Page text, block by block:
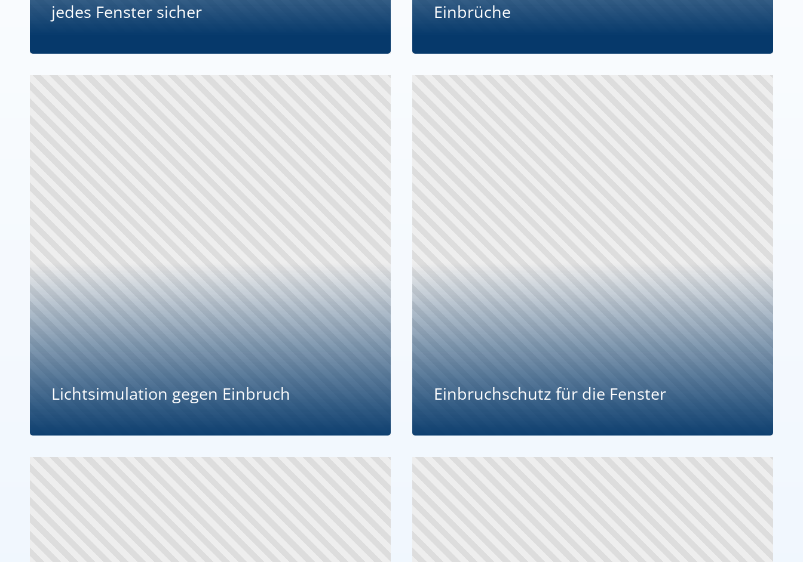
jedes Fenster sicher
Einbrüche
Lichtsimulation gegen Einbruch Einbruchschutz für die Fenster